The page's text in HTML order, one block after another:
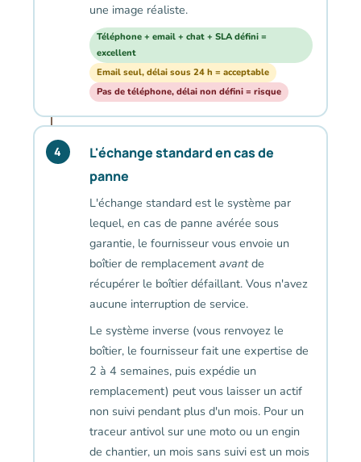
une image réaliste.
Téléphone + email + chat + SLA défini =
excellent
Email seul, délai sous 24 h = acceptable
Pas de téléphone, délai non défini = risque
4
L'échange standard en cas de
panne
L'échange standard est le système par
lequel, en cas de panne avérée sous
garantie, le fournisseur vous envoie un
boîtier de remplacement avantde
récupérer le boîtier défaillant. Vous n'avez
aucune interruption de service.
Le système inverse (vous renvoyez le
boîtier, le fournisseur fait une expertise de
2 à 4 semaines, puis expédie un
remplacement) peut vous laisser un actif
non suivi pendant plus d'un mois. Pour un
traceur antivol sur une moto ou un engin
de chantier, un mois sans suivi est un mois